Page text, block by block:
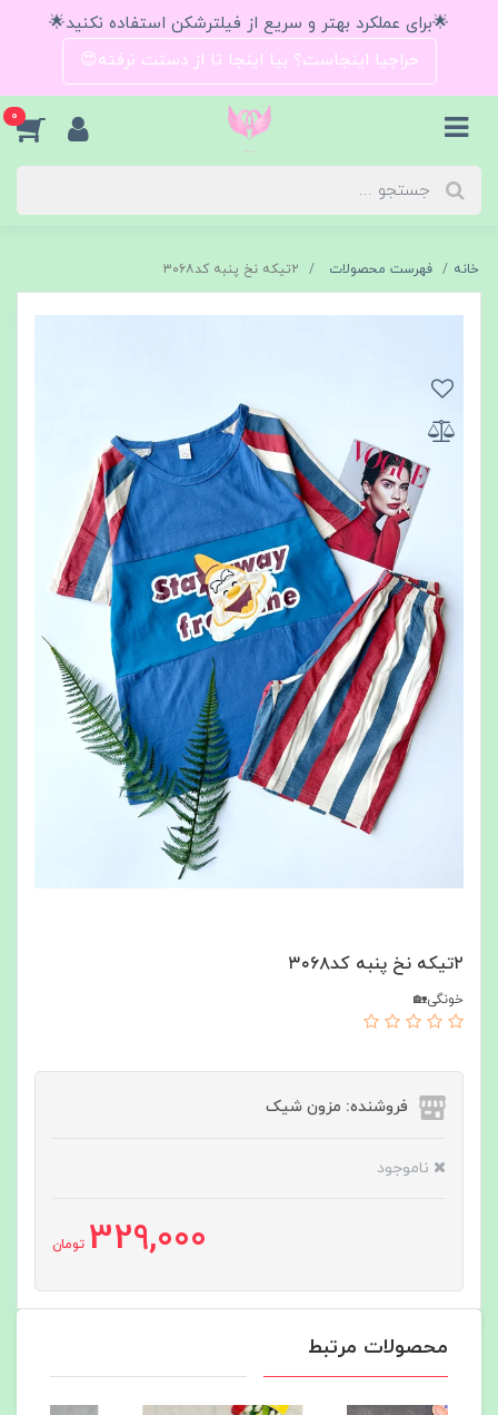
🌟برای عملکرد بهتر و سریع از فیلترشکن استفاده نکنید🌟
حراجیا اینجاست؟ بیا اینجا تا از دستت نرفته😍
0
خانه فهرست محصولات ۲تیکه نخ پنبه کد۳۰۶۸
۲تیکه نخ پنبه کد۳۰۶۸
خونگی🏡
فروشنده: مزون شیک
ناموجود
329,000 تومان
محصولات مرتبط